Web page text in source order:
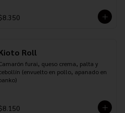
Roll
furai, queso crema, palta y
(envuelto en pollo, apanado en